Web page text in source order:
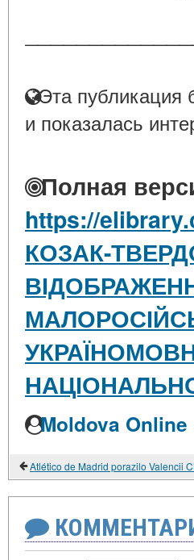
Эта публикация
и показалась
Полная
https://
КОЗАК-
Moldova Online
Atlético de Madrid porazilo Valencii